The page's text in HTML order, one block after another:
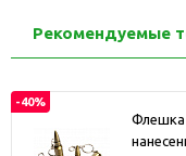
Рекомендуемые
-40%
Флешка